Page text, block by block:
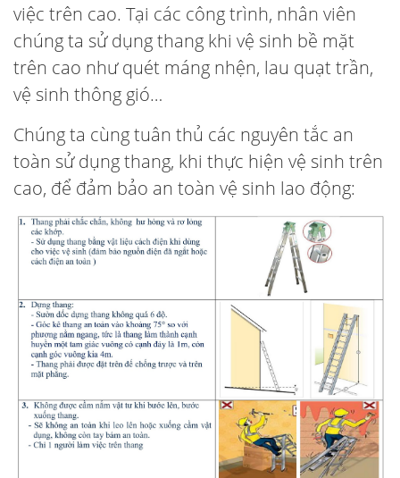
việc trên cao. Tại các công trình, nhân viên
chúng ta sử dụng thang khi vệ sinh bề mặt
trên cao như quét máng nhện, lau quạt trần,
vệ sinh thông gió…
Chúng ta cùng tuân thủ các nguyên tắc an
toàn sử dụng thang, khi thực hiện vệ sinh trên
cao, để đảm bảo an toàn vệ sinh lao động: